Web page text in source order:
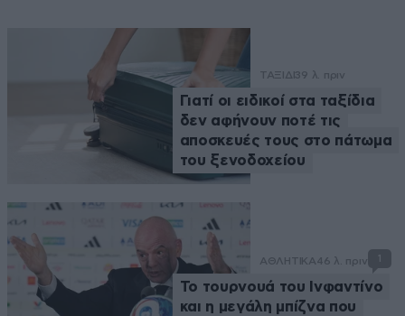
ΤΑΞΙΔΙ39 λ. πριν
Γιατί οι ειδικοί στα ταξίδια
δεν αφήνουν ποτέ τις
αποσκευές τους στο πάτωμα
του ξενοδοχείου
ΑΘΛΗΤΙΚΑ46 λ. πριν 1
Το τουρνουά του Ινφαντίνο
και η μεγάλη μπίζνα που